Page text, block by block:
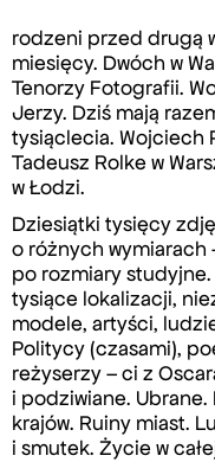
rodzeni przed drugą
miesięcy. Dwóch w
Tenorzy Fotografii.
Jerzy. Dziś mają
tysiąclecia. Wojciech
Tadeusz Rolke w
w Łodzi.
Dziesiątki tysięcy
o różnych wymiarach
po rozmiary
tysiące lokalizacji,
modele, artyści,
Politycy (czasami),
reżyserzy – ci z
i podziwiane. Ubrane.
krajów. Ruiny miast.
i smutek. Życie w